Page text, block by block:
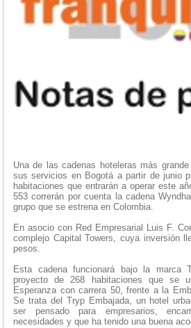
Una de las cadenas hoteleras más
sus servicios en Bogotá a partir de junio
habitaciones que entrarán a operar este
553 correrán por cuenta la cadena
grupo que se estrena en Colombia.
En asocio con Red Empresarial Luis F.
complejo Capital Towers, cuya inversión
pesos.
Esta cadena funcionará bajo la marca
proyecto de 268 habitaciones que se
Esperanza con carrera 50, frente a la
Se trata del Tryp Embajada, un hotel
ser pensado para empresarios,
necesidades y que ha tenido una buena